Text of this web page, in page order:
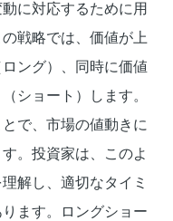
に対応するために用
戦略では、価値が上
ング）、同時に価値
ショート）します。
で、市場の値動きに
。投資家は、このよ
解し、適切なタイミ
ます。ロングショー